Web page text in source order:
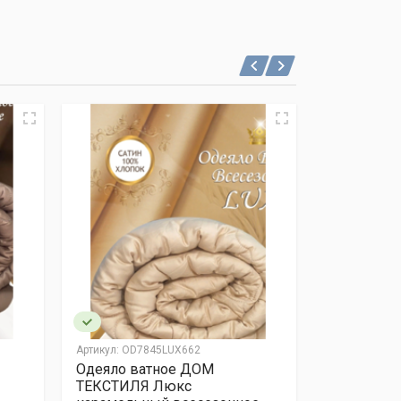
Артикул: OD7845LUX662
Одеяло ватное ДОМ
ТЕКСТИЛЯ Люкс